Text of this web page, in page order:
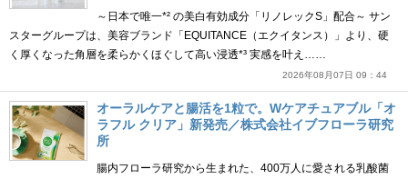
～日本で唯一*² の美白有効成分「リノレックS」配合～ サン
スターグループは、美容ブランド「EQUITANCE（エクイタンス）」より、硬
く厚くなった角層を柔らかくほぐして高い浸透*³ 実感を叶え……
2026年08月07日 09：44
オーラルケアと腸活を1粒で。Wケアチュアブル「オ
ラフル クリア」新発売／株式会社イブフローラ研究
所
腸内フローラ研究から生まれた、400万人に愛される乳酸菌